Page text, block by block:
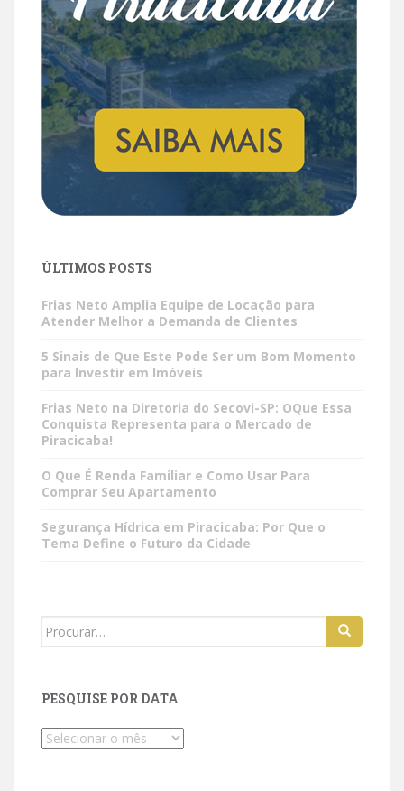
ÚLTIMOS POSTS
Frias Neto Amplia Equipe de Locação para
Atender Melhor a Demanda de Clientes
5 Sinais de Que Este Pode Ser um Bom Momento
para Investir em Imóveis
Frias Neto na Diretoria do Secovi-SP: OQue Essa
Conquista Representa para o Mercado de
Piracicaba!
O Que É Renda Familiar e Como Usar Para
Comprar Seu Apartamento
Segurança Hídrica em Piracicaba: Por Que o
Tema Define o Futuro da Cidade
Search
PESQUISE POR DATA
Pesquise